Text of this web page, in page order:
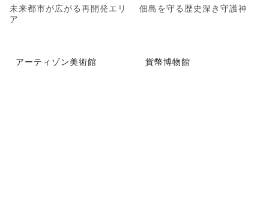
未来都市が広がる再開発エリ
ア
佃島を守る歴史深き守護神
アーティゾン美術館 貨幣博物館